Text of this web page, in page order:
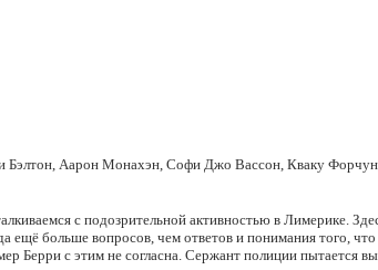
Аарон Монахэн, Софи Джо Вассон, Кваку
с подозрительной активностью в Лимерике.
больше вопросов, чем ответов и понимания того,
с этим не согласна. Сержант полиции пытается